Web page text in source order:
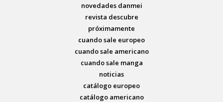
novedades danmei
revista descubre
próximamente
cuando sale europeo
cuando sale americano
cuando sale manga
noticias
catálogo europeo
catálogo americano